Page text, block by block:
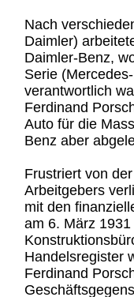
Nach
Daimler)
Daimler-Benz,
Serie
verantwortlich
Ferdinand
Auto für die
Benz aber
Frustriert von
Arbeitgebers
mit den
am 6. März
Handelsregister
Ferdinand